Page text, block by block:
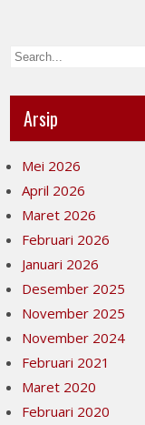
Arsip
Mei 2026
April 2026
Maret 2026
Februari 2026
Januari 2026
Desember 2025
November 2025
November 2024
Februari 2021
Maret 2020
Februari 2020